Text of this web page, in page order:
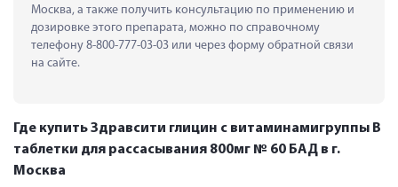
Москва, а также получить консультацию по применению и
дозировке этого препарата, можно по справочному
телефону 8-800-777-03-03 или через форму обратной связи
на сайте.
Где купить Здравсити глицин с витаминамигруппы В
таблетки для рассасывания 800мг № 60 БАД в г.
Москва